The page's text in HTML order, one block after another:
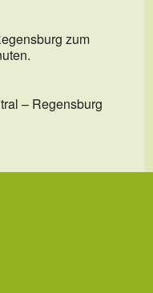
zum
– Regensburg